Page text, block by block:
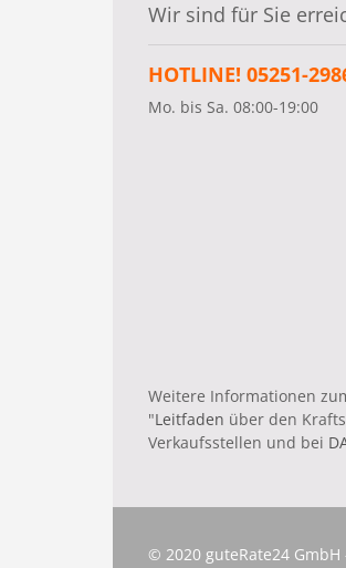
Wir sind für Sie
HOTLINE! 05251-
Mo. bis Sa. 08:00-19:00
Weitere Informationen
"Leitfaden über den
Verkaufsstellen und bei
© 2020 guteRate24